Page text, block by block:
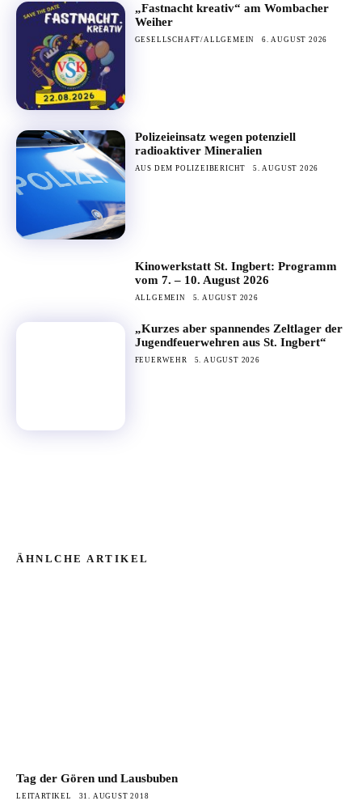
„Fastnacht kreativ“ am Wombacher
Weiher
GESELLSCHAFT/ALLGEMEIN 6. AUGUST 2026
Polizeieinsatz wegen potenziell
radioaktiver Mineralien
AUS DEM POLIZEIBERICHT 5. AUGUST 2026
Kinowerkstatt St. Ingbert: Programm
vom 7. – 10. August 2026
ALLGEMEIN 5. AUGUST 2026
„Kurzes aber spannendes Zeltlager der
Jugendfeuerwehren aus St. Ingbert“
FEUERWEHR 5. AUGUST 2026
ÄHNLCHE ARTIKEL
Tag der Gören und Lausbuben
LEITARTIKEL 31. AUGUST 2018